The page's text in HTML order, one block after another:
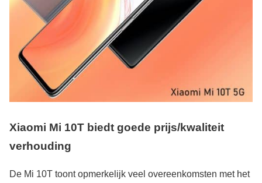
Xiaomi Mi 10T biedt goede prijs/kwaliteit
verhouding
De Mi 10T toont opmerkelijk veel overeenkomsten met het